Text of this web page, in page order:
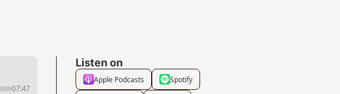
07:47
Listen on
Apple Podcasts Spotify